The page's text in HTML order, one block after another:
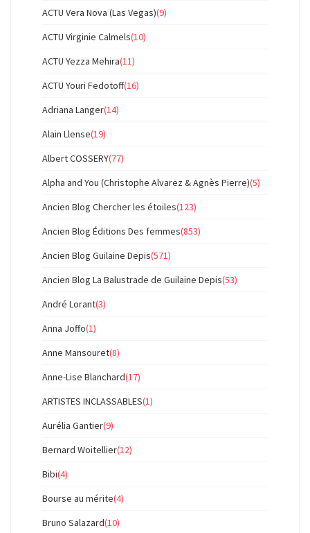
ACTU Vera Nova (Las Vegas)(9)
ACTU Virginie Calmels(10)
ACTU Yezza Mehira(11)
ACTU Youri Fedotoff(16)
Adriana Langer(14)
Alain Llense(19)
Albert COSSERY(77)
Alpha and You (Christophe Alvarez & Agnès Pierre)(5)
Ancien Blog Chercher les étoiles(123)
Ancien Blog Éditions Des femmes(853)
Ancien Blog Guilaine Depis(571)
Ancien Blog La Balustrade de Guilaine Depis(53)
André Lorant(3)
Anna Joffo(1)
Anne Mansouret(8)
Anne-Lise Blanchard(17)
ARTISTES INCLASSABLES(1)
Aurélia Gantier(9)
Bernard Woitellier(12)
Bibi(4)
Bourse au mérite(4)
Bruno Salazard(10)